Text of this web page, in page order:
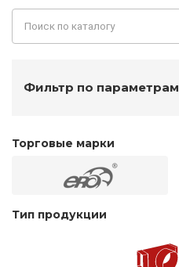
Фильтр по параметрам
Торговые марки
Тип продукции